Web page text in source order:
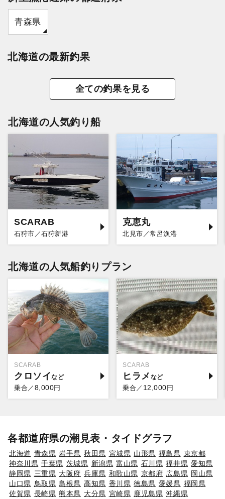
青森県
北海道の最新釣果
全ての釣果を見る
北海道の人気釣り船
SCARAB
石狩市／石狩新港
克恵丸
北見市／常呂漁港
北海道の人気船釣りプラン
SCARAB
クロソイ
乗合／ 8,000円
SCARAB
ヒラメ
乗合／ 12,000円
各都道府県の潮見表・タイドグラフ
北海道 青森県 岩手県 秋田県 宮城県 山形県 福島県 東京都
神奈川県 千葉県 茨城県 新潟県 富山県 石川県 福井県 愛知県
静岡県 三重県 大阪府 兵庫県 和歌山県 京都府 広島県 岡山県
山口県 鳥取県 島根県 高知県 香川県 徳島県 愛媛県 福岡県
佐賀県 長崎県 熊本県 大分県 宮崎県 鹿児島県 沖縄県